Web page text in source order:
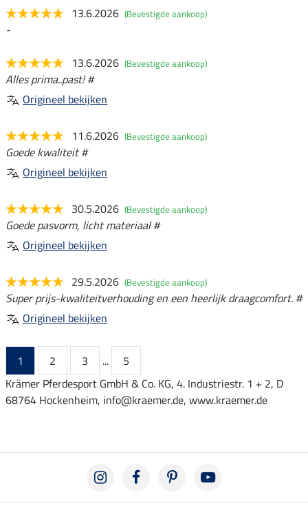
13.6.2026 (Bevestigde aankoop)
-
13.6.2026 (Bevestigde aankoop)
Alles prima..past! #
Origineel bekijken
11.6.2026 (Bevestigde aankoop)
Goede kwaliteit #
Origineel bekijken
30.5.2026 (Bevestigde aankoop)
Goede pasvorm, licht materiaal #
Origineel bekijken
29.5.2026 (Bevestigde aankoop)
Super prijs-kwaliteitverhouding en een heerlijk draagcomfort. #
Origineel bekijken
1 2 3 ...
5
Krämer Pferdesport GmbH & Co. KG, 4. Industriestr. 1 + 2, D
68764 Hockenheim, info@kraemer.de, www.kraemer.de